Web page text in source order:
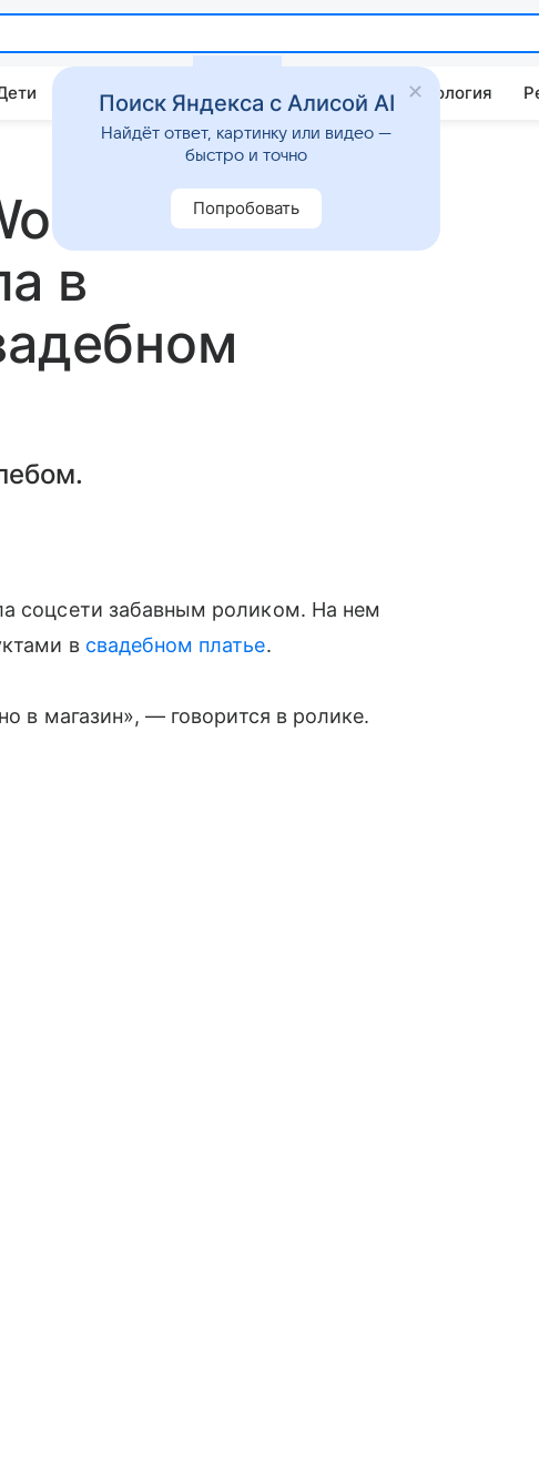
Дом Гороскопы Стиль жизни Психология
Мария
в
соцсети забавным роликом. На нем
в свадебном платье.
в магазин», — говорится в ролике.
Поиск Яндекса с Алисой AI
Найдёт ответ, картинку или видео —
быстро и точно
Попробовать